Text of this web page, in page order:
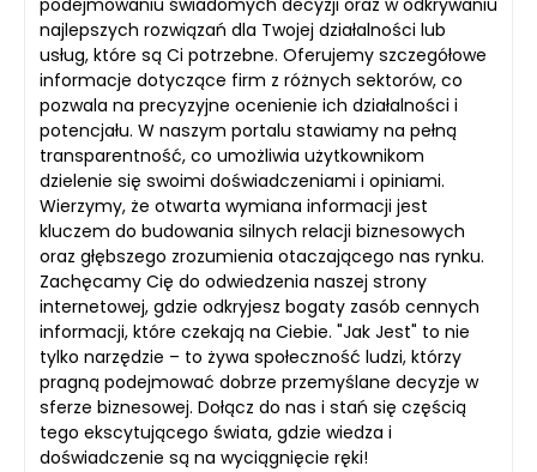
podejmowaniu świadomych decyzji oraz w odkrywaniu
najlepszych rozwiązań dla Twojej działalności lub
usług, które są Ci potrzebne. Oferujemy szczegółowe
informacje dotyczące firm z różnych sektorów, co
pozwala na precyzyjne ocenienie ich działalności i
potencjału. W naszym portalu stawiamy na pełną
transparentność, co umożliwia użytkownikom
dzielenie się swoimi doświadczeniami i opiniami.
Wierzymy, że otwarta wymiana informacji jest
kluczem do budowania silnych relacji biznesowych
oraz głębszego zrozumienia otaczającego nas rynku.
Zachęcamy Cię do odwiedzenia naszej strony
internetowej, gdzie odkryjesz bogaty zasób cennych
informacji, które czekają na Ciebie. "Jak Jest" to nie
tylko narzędzie – to żywa społeczność ludzi, którzy
pragną podejmować dobrze przemyślane decyzje w
sferze biznesowej. Dołącz do nas i stań się częścią
tego ekscytującego świata, gdzie wiedza i
doświadczenie są na wyciągnięcie ręki!